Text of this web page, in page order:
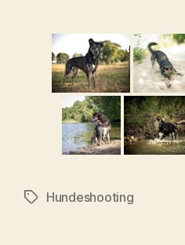
Schlagwörter
Hundeshooting